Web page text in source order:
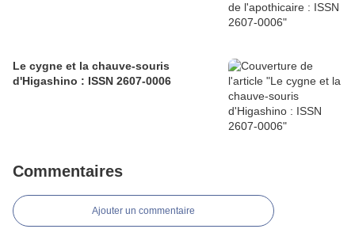
Le cygne et la chauve-souris
d'Higashino : ISSN 2607-0006
Commentaires
Ajouter un commentaire